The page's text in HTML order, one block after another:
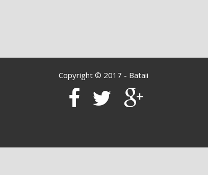
Copyright © 2017 - Bataii